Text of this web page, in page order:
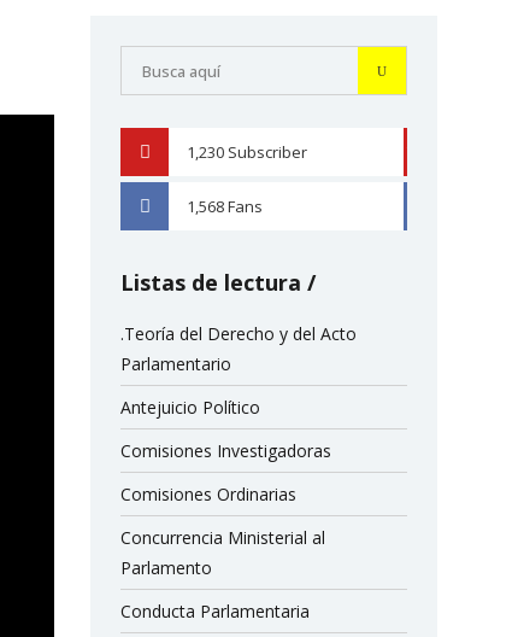
1,230 Subscriber
1,568Fans
Listas de lectura
.Teoría del Derecho y del Acto
Parlamentario
Antejuicio Político
Comisiones Investigadoras
Comisiones Ordinarias
Concurrencia Ministerial al
Parlamento
Conducta Parlamentaria